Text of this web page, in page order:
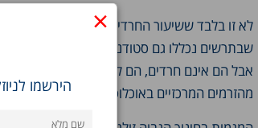
×
הירשמו
לא זו בלבד ששיעור החרדים באקדמיה הוא
שבתרשים נכללו גם סטודנטים מהמגזר הדתי-
אבל הם אינם חרדים, הם לומדים את מקצועות
מהזרמים המרכזיים באוכלוסייה החרדית